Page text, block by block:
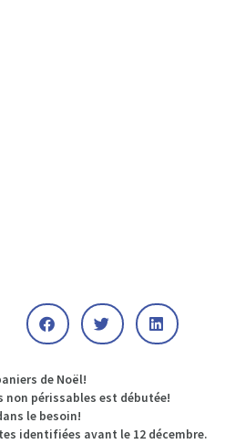
de Noël!
non périssables est débutée!
le besoin!
identifiées avant le 12 décembre.